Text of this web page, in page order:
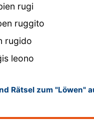
rugi
ruggito
rugido
leono
Rätsel zum "Löwen"